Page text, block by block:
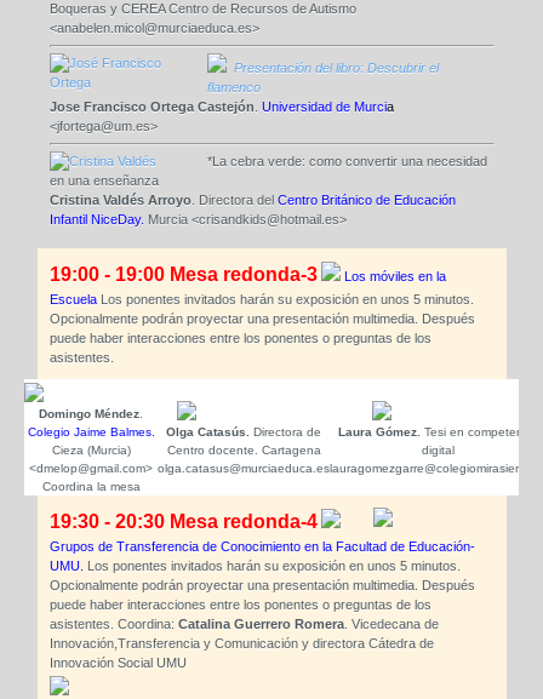
Boqueras y CEREA Centro de Recursos de Autismo
<anabelen.micol@murciaeduca.es>
Presentación del libro: Descubrir el
flamenco
Jose Francisco Ortega Castejón Universidad de Murcia
<jfortega@um.es>
*La cebra verde: como convertir una necesidad
en una enseñanza
Cristina Valdés Arroyo. Directora del Centro Británico de Educación
Infantil NiceDay. Murcia <crisandkids@hotmail.es>
19:00 - 19:00 Mesa redonda-3
Los móviles en la
EscuelaLos ponentes invitados harán su exposición en unos 5 minutos.
Opcionalmente podrán proyectar una presentación multimedia. Después
puede haber interacciones entre los ponentes o preguntas de los
asistentes.
Domingo Méndez
Colegio Jaime Balmes.
Cieza (Murcia)
<dmelop@gmail.com>
Coordina la mesa
Olga Catasús.
Directora de
Centro docente. Cartagena
olga.catasus@murciaeduca.es
Laura Gómez. Tesi en competencia
digital
19:30 - 20:30 Mesa redonda-4
Grupos de Transferencia de Conocimiento en la Facultad de Educación-
UMU. Los ponentes invitados harán su exposición en unos 5 minutos.
Opcionalmente podrán proyectar una presentación multimedia. Después
puede haber interacciones entre los ponentes o preguntas de los
asistentes. Coordina: Catalina Guerrero Romera. Vicedecana de
Innovación,Transferencia y Comunicación y directora Cátedra de
Innovación Social UMU